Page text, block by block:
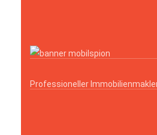
Professioneller